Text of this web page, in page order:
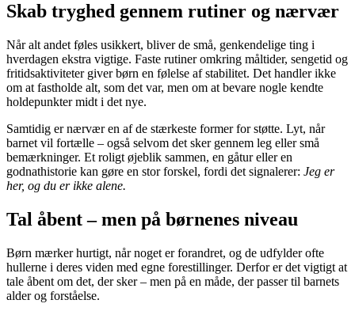
Skab tryghed gennem rutiner og nærvær
Når alt andet føles usikkert, bliver de små, genkendelige ting i
hverdagen ekstra vigtige. Faste rutiner omkring måltider, sengetid og
fritidsaktiviteter giver børn en følelse af stabilitet. Det handler ikke
om at fastholde alt, som det var, men om at bevare nogle kendte
holdepunkter midt i det nye.
Samtidig er nærvær en af de stærkeste former for støtte. Lyt, når
barnet vil fortælle – også selvom det sker gennem leg eller små
bemærkninger. Et roligt øjeblik sammen, en gåtur eller en
godnathistorie kan gøre en stor forskel, fordi det signalerer: Jeg er
her, og du er ikke alene.
Tal åbent – men på børnenes niveau
Børn mærker hurtigt, når noget er forandret, og de udfylder ofte
hullerne i deres viden med egne forestillinger. Derfor er det vigtigt at
tale åbent om det, der sker – men på en måde, der passer til barnets
alder og forståelse.